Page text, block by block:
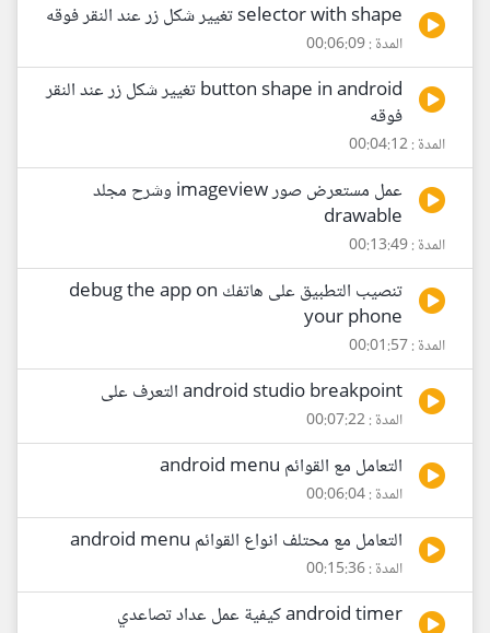
selector with shape تغيير شكل زر عند النقر فوقه
المدة : 00:06:09
button shape in android تغيير شكل زر عند النقر
فوقه
المدة : 00:04:12
عمل مستعرض صور imageview وشرح مجلد
drawable
المدة : 00:13:49
تنصيب التطبيق على هاتفك debug the app on
your phone
المدة : 00:01:57
android studio breakpoint التعرف على
المدة : 00:07:22
التعامل مع القوائم android menu
المدة : 00:06:04
التعامل مع محتلف انواع القوائم android menu
المدة : 00:15:36
android timer كيفية عمل عداد تصاعدي